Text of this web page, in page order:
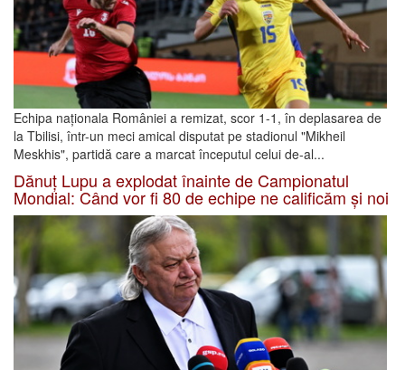
Echipa naționala României a remizat, scor 1-1, în deplasarea de
la Tbilisi, într-un meci amical disputat pe stadionul "Mikheil
Meskhis", partidă care a marcat începutul celui de-al...
Dănuț Lupu a explodat înainte de Campionatul
Mondial: Când vor fi 80 de echipe ne calificăm și noi